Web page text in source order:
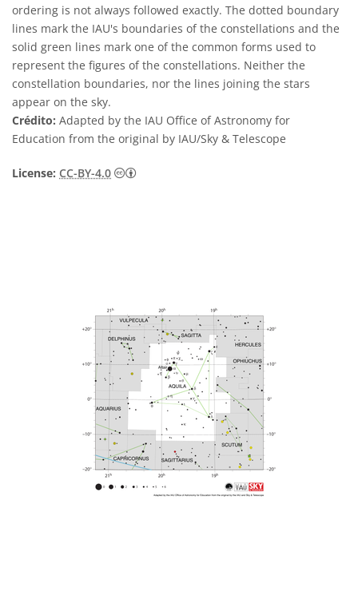
ordering is not always followed exactly. The dotted boundary
lines mark the IAU's boundaries of the constellations and the
solid green lines mark one of the common forms used to
represent the figures of the constellations. Neither the
constellation boundaries, nor the lines joining the stars
appear on the sky.
Crédito: Adapted by the IAU Office of Astronomy for
Education from the original by IAU/Sky & Telescope
License: CC-BY-4.0 Creative Commons Attribution 4.0